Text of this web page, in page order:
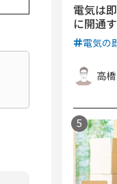
電気は
に開通
電気の
高